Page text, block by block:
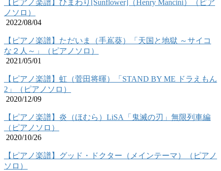
【ピアノ楽譜】ひまわり[Sunflower]（Henry Mancini）（ピア
ノソロ）
2022/08/04
【ピアノ楽譜】ただいま（手嶌葵）「天国と地獄 ～サイコ
な２人～」（ピアノソロ）
2021/05/01
【ピアノ楽譜】虹（菅田将暉）「STAND BY ME ドラえもん
2」（ピアノソロ）
2020/12/09
【ピアノ楽譜】炎（ほむら）LiSA「鬼滅の刃」無限列車編
（ピアノソロ）
2020/10/26
【ピアノ楽譜】グッド・ドクター（メインテーマ）（ピアノ
ソロ）